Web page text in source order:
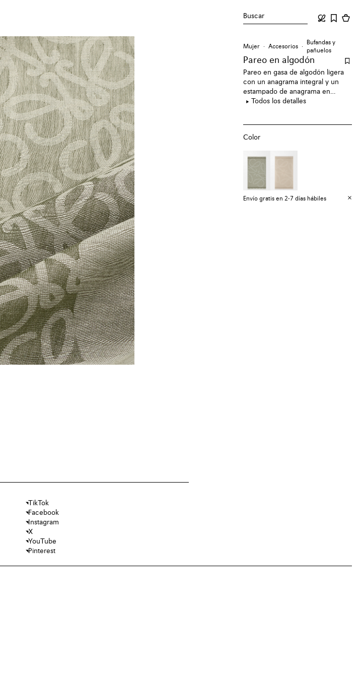
Buscar
Mujer Accesorios
Bufandas y
pañuelos
Pareo en algodón
Pareo en gasa de algodón ligera
con un anagrama integral y un
estampado de anagrama en
jacquard ampliado.
Todos los detalles
Color
Envío gratis en 2-7 días hábiles
TikTok
Facebook
Instagram
X
YouTube
Pinterest